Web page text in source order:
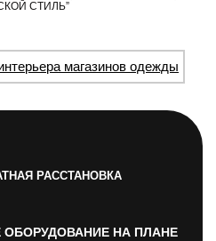
СТИЛЬ”
магазинов одежды
РАССТАНОВКА
ОБОРУДОВАНИЕ НА ПЛАНЕ